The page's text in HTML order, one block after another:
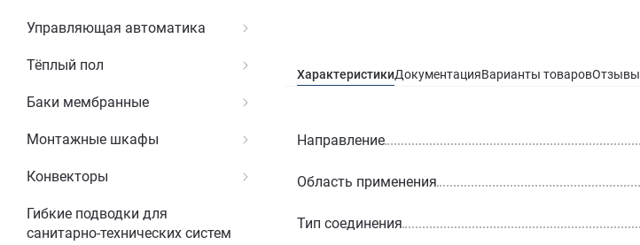
Управляющая автоматика
Тёплый пол
Баки мембранные
Монтажные шкафы
Конвекторы
Гибкие подводки для
санитарно-технических систем
ХарактеристикиДокументацияВарианты товаровОтзывы
Направление
Область применения
Тип соединения